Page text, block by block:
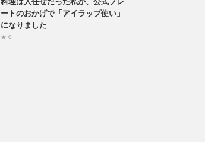
ートのおかげで「アイラップ使い」
になりました
★ 0